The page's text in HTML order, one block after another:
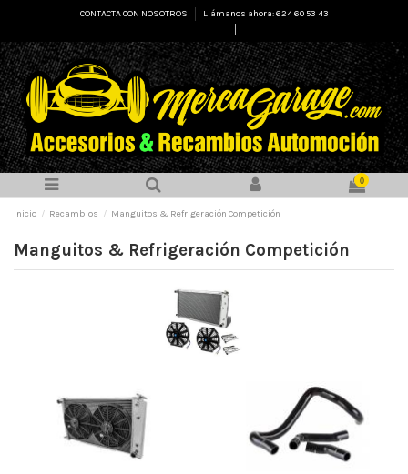
CONTACTA CON NOSOTROS
Llámanos ahora: 624 60 53 43
0
Inicio Recambios Manguitos & Refrigeración Competición
Manguitos & Refrigeración Competición